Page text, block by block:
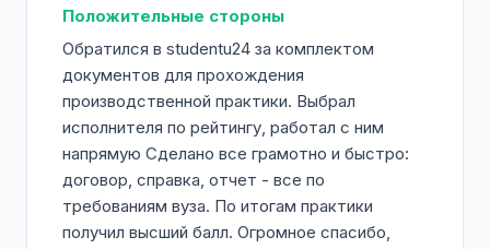
Положительные стороны
Обратился в studentu24 за комплектом
документов для прохождения
производственной практики. Выбрал
исполнителя по рейтингу, работал с ним
напрямую Сделано все грамотно и быстро:
договор, справка, отчет - все по
требованиям вуза. По итогам практики
получил высший балл. Огромное спасибо,